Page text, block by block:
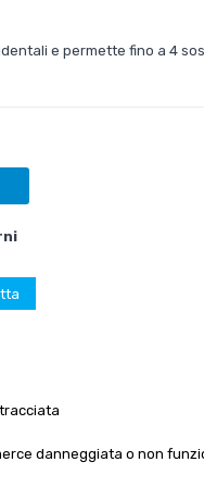
e permette fino a 4
danneggiata o non